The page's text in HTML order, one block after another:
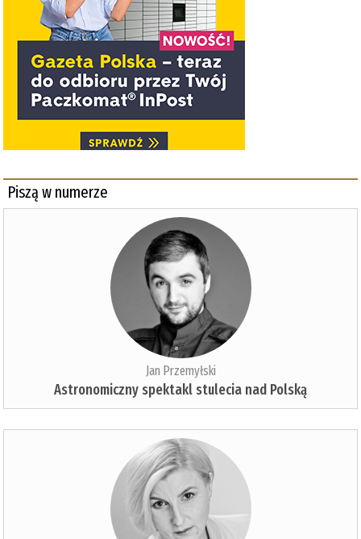
Piszą w numerze
Jan Przemyłski
Astronomiczny spektakl stulecia nad Polską